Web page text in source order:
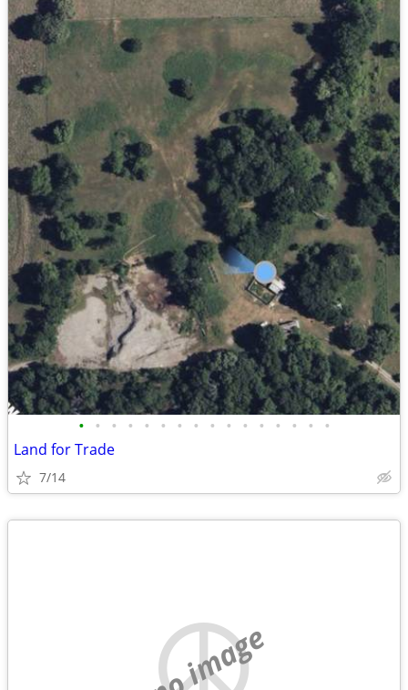
• • • • • • • • • • • • • • • •
Land for Trade
7/14
no image